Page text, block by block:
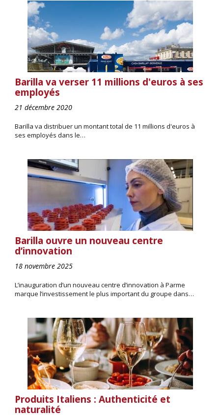
Barilla va verser 11 millions d'euros à ses
employés
21 décembre 2020
Barilla va distribuer un montant total de 11 millions d'euros à
ses employés dans le…
Barilla ouvre un nouveau centre
d’innovation
18 novembre 2025
L’inauguration d’un nouveau centre d’innovation à Parme
marque l’investissement le plus important du groupe dans…
Produits Italiens : Authenticité et
naturalité